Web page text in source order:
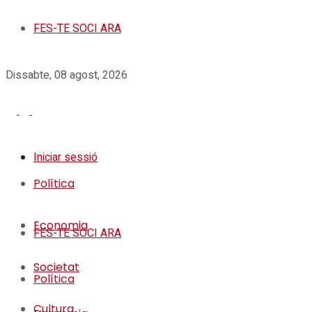
FES-TE SOCI ARA
Dissabte, 08 agost, 2026
Iniciar sessió
Política
Economia
Societat
FES-TE SOCI ARA
Política